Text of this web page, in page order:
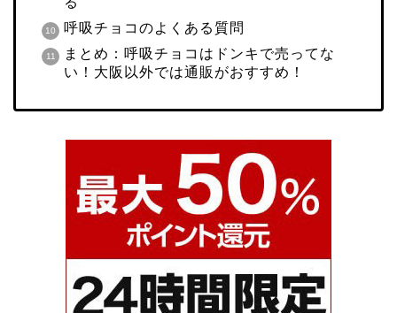
呼吸チョコのよくある質問
まとめ：呼吸チョコはドンキで売ってな
い！大阪以外では通販がおすすめ！